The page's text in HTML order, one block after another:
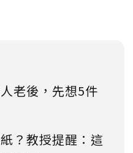
老後，先想5件
？教授提醒：這